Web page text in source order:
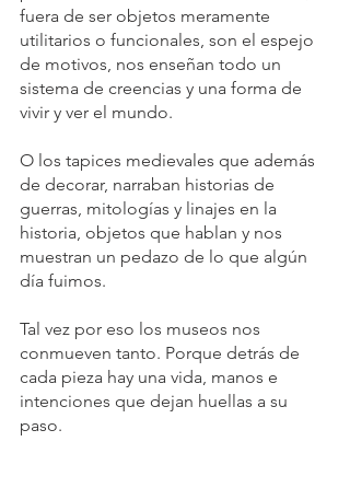
fuera de ser objetos meramente
utilitarios o funcionales, son el espejo
de motivos, nos enseñan todo un
sistema de creencias y una forma de
vivir y ver el mundo.
O los tapices medievales que además
de decorar, narraban historias de
guerras, mitologías y linajes en la
historia, objetos que hablan y nos
muestran un pedazo de lo que algún
día fuimos.
Tal vez por eso los museos nos
conmueven tanto. Porque detrás de
cada pieza hay una vida, manos e
intenciones que dejan huellas a su
paso.